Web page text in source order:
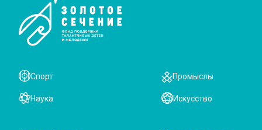
Наука
Спорт
Искусство
Промыслы